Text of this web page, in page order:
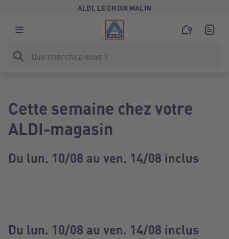
ALDI, LE CHOIX MALIN
Cette semaine chez votre
ALDI-magasin
Du lun. 10/08 au ven. 14/08 inclus
Du lun. 10/08 au ven. 14/08 inclus